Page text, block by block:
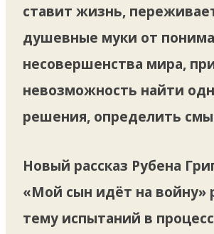
ставит жизнь,
душевные муки от
несовершенства мира,
невозможность найти
решения, определить
Новый рассказ Рубена
«Мой сын идёт на войну»
тему испытаний в